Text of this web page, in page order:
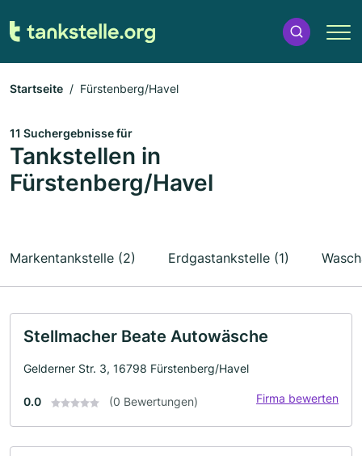
Startseite Fürstenberg/Havel
11 Suchergebnisse für
Tankstellen in
Fürstenberg/Havel
Markentankstelle (2) Erdgastankstelle (1)
Stellmacher Beate Autowäsche
Gelderner Str. 3, 16798 Fürstenberg/Havel
0.0 (0 Bewertungen) Firma bewerten